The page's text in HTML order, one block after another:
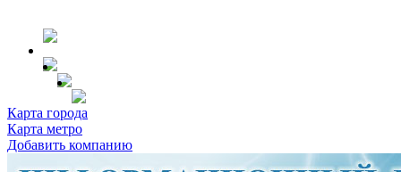
Карта города
Карта метро
Добавить компанию